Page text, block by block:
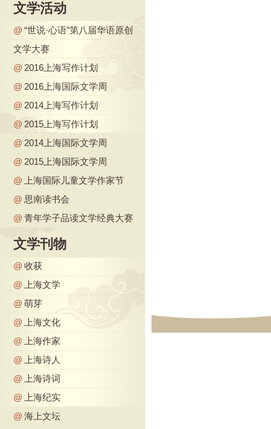
文学活动
@ “世说·心语”第八届华语原创
文学大赛
@ 2016上海写作计划
@ 2016上海国际文学周
@ 2014上海写作计划
@ 2015上海写作计划
@ 2014上海国际文学周
@ 2015上海国际文学周
@
上海国际儿童文学作家节
@ 思南读书会
@ 青年学子品读文学经典大赛
文学刊物
@ 收获
@
上海文学
@ 萌芽
@
上海文化
@
上海作家
@
上海诗人
@
上海诗词
@
上海纪实
@ 海上文坛